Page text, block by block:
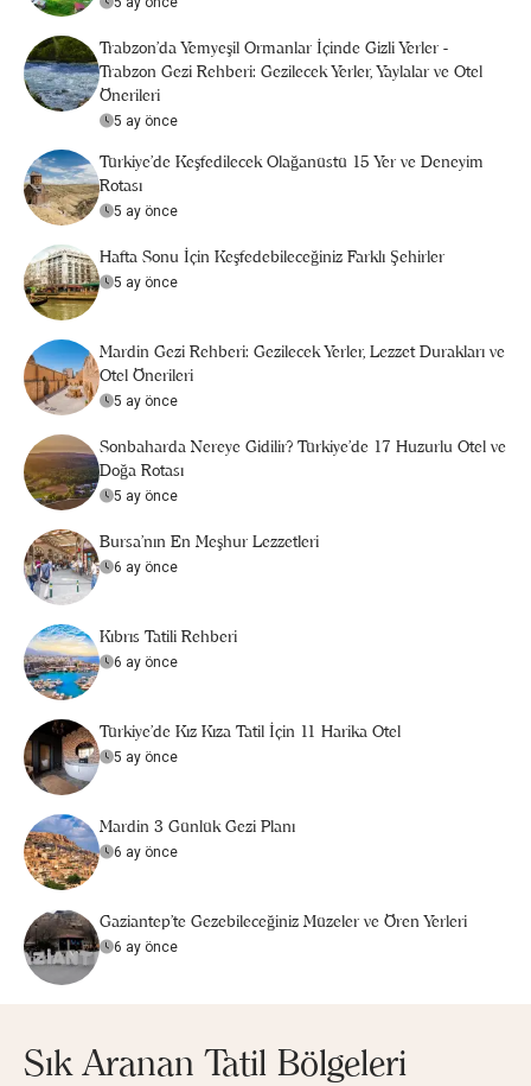
Trabzon'da Yemyeşil Ormanlar İçinde Gizli Yerler -
Trabzon Gezi Rehberi: Gezilecek Yerler, Yaylalar ve Otel
Önerileri
5 ay önce
Türkiye’de Keşfedilecek Olağanüstü 15 Yer ve Deneyim
Rotası
5 ay önce
Hafta Sonu İçin Keşfedebileceğiniz Farklı Şehirler
5 ay önce
Mardin Gezi Rehberi: Gezilecek Yerler, Lezzet Durakları ve
Otel Önerileri
5 ay önce
Sonbaharda Nereye Gidilir? Türkiye’de 17 Huzurlu Otel ve
Doğa Rotası
5 ay önce
Bursa’nın En Meşhur Lezzetleri
6 ay önce
Kıbrıs Tatili Rehberi
6 ay önce
Türkiye’de Kız Kıza Tatil İçin 11 Harika Otel
5 ay önce
Mardin 3 Günlük Gezi Planı
6 ay önce
Gaziantep'te Gezebileceğiniz Müzeler ve Ören Yerleri
6 ay önce
Sık Aranan Tatil Bölgeleri